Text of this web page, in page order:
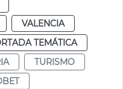
VALENCIA
TEMÁTICA
TURISMO